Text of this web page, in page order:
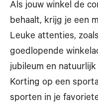
Als jouw winkel de
behaalt, krijg je een
Leuke attenties,
goedlopende
jubileum en
Korting op een
sporten in je